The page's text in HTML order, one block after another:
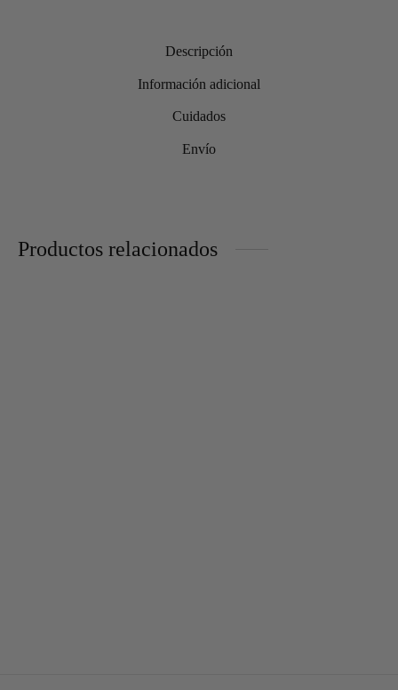
Descripción
Información adicional
Cuidados
Envío
Productos relacionados